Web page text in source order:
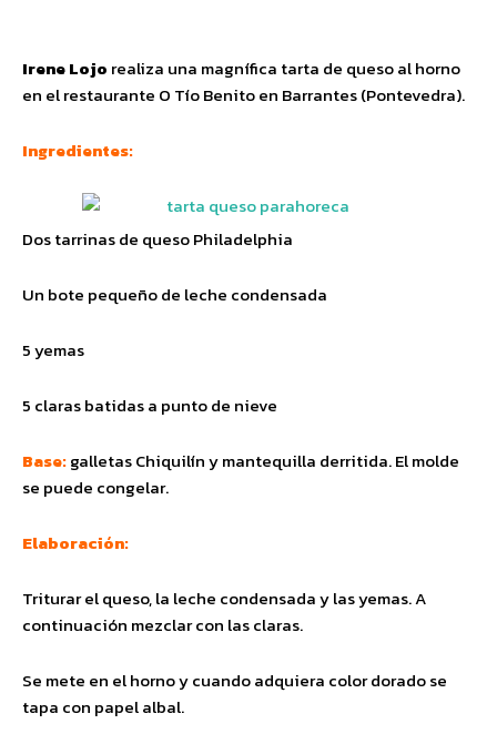
Irene Lojo realiza una magnífica tarta de queso al horno
en el restaurante O Tío Benito en Barrantes (Pontevedra).
Ingredientes:
Dos tarrinas de queso Philadelphia
Un bote pequeño de leche condensada
5 yemas
5 claras batidas a punto de nieve
Base:galletas Chiquilín y mantequilla derritida. El molde
se puede congelar.
Elaboración:
Triturar el queso, la leche condensada y las yemas. A
continuación mezclar con las claras.
Se mete en el horno y cuando adquiera color dorado se
tapa con papel albal.